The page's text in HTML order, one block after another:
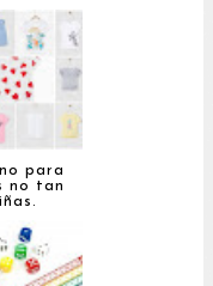
para
no tan